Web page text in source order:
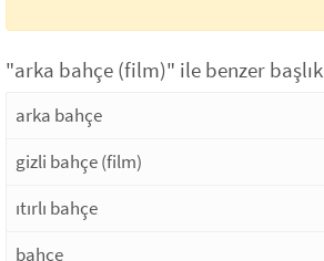
"arka bahçe (film)" ile benzer
arka bahçe
gizli bahçe (film)
ıtırlı bahçe
bahçe